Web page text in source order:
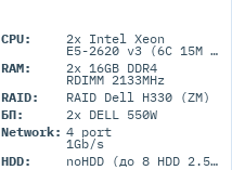
CPU: 2x Intel Xeon
E5-2620 v3 (6C 15M Cache 2.40 GHz)
RAM:
2x 16GB DDR4
RDIMM 2133MHz
RAID:
RAID Dell H330 (ZM)
БП:
2x DELL 550W
Network: 4 port
1Gb/s
HDD:
noHDD (до 8 HDD 2.5'' SFF)